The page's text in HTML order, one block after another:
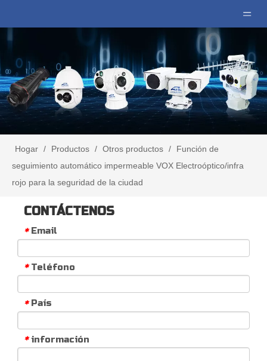
Hogar / Productos / Otros productos /
Función de
seguimiento automático impermeable VOX Electroóptico/infra
rojo para la seguridad de la ciudad
CONTÁCTENOS
* Email
* Teléfono
* País
* información